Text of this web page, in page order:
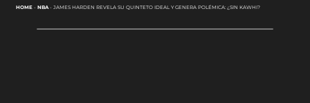
HOME- NBA- JAMES HARDEN REVELA SU QUINTETO IDEAL Y GENERA POLÉMICA: ¿SIN KAWHI?